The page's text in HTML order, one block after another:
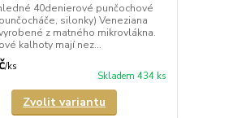
40denierové punčochové
silonky) Veneziana
z matného mikrovlákna.
kalhoty mají nez...
/ks
Skladem 434 ks
Zvolit variantu